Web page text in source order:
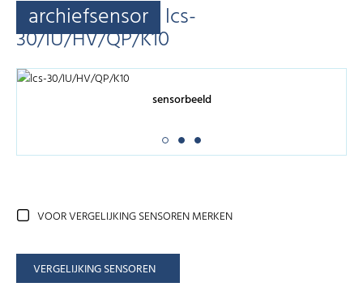
archiefsensor lcs-
30/IU/HV/QP/K10
sensorbeeld
VOOR VERGELIJKING SENSOREN MERKEN
VERGELIJKING SENSOREN